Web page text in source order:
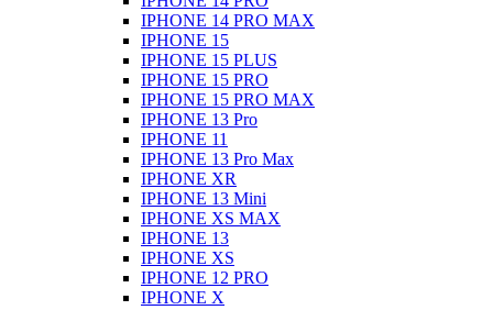
IPHONE 14 PRO MAX
IPHONE 15
IPHONE 15 PLUS
IPHONE 15 PRO
IPHONE 15 PRO MAX
IPHONE 13 Pro
IPHONE 11
IPHONE 13 Pro Max
IPHONE XR
IPHONE 13 Mini
IPHONE XS MAX
IPHONE 13
IPHONE XS
IPHONE 12 PRO
IPHONE X